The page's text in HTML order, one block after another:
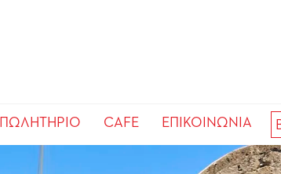
ΠΩΛΗΤΗΡΙΟ CAFE ΕΠΙΚΟΙΝΩΝΙΑ